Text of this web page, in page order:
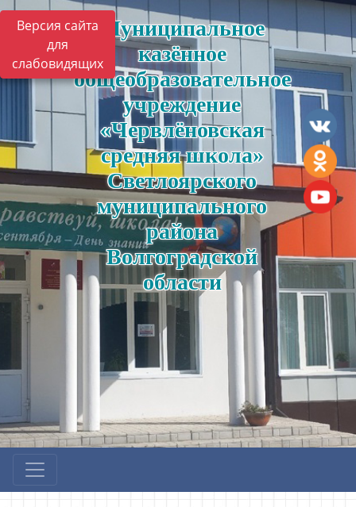
Версия сайта
для
слабовидящих
Муниципальное
казённое
общеобразовательное
учреждение
«Червлёновская
средняя школа»
Светлоярского
муниципального
района
Волгоградской
области